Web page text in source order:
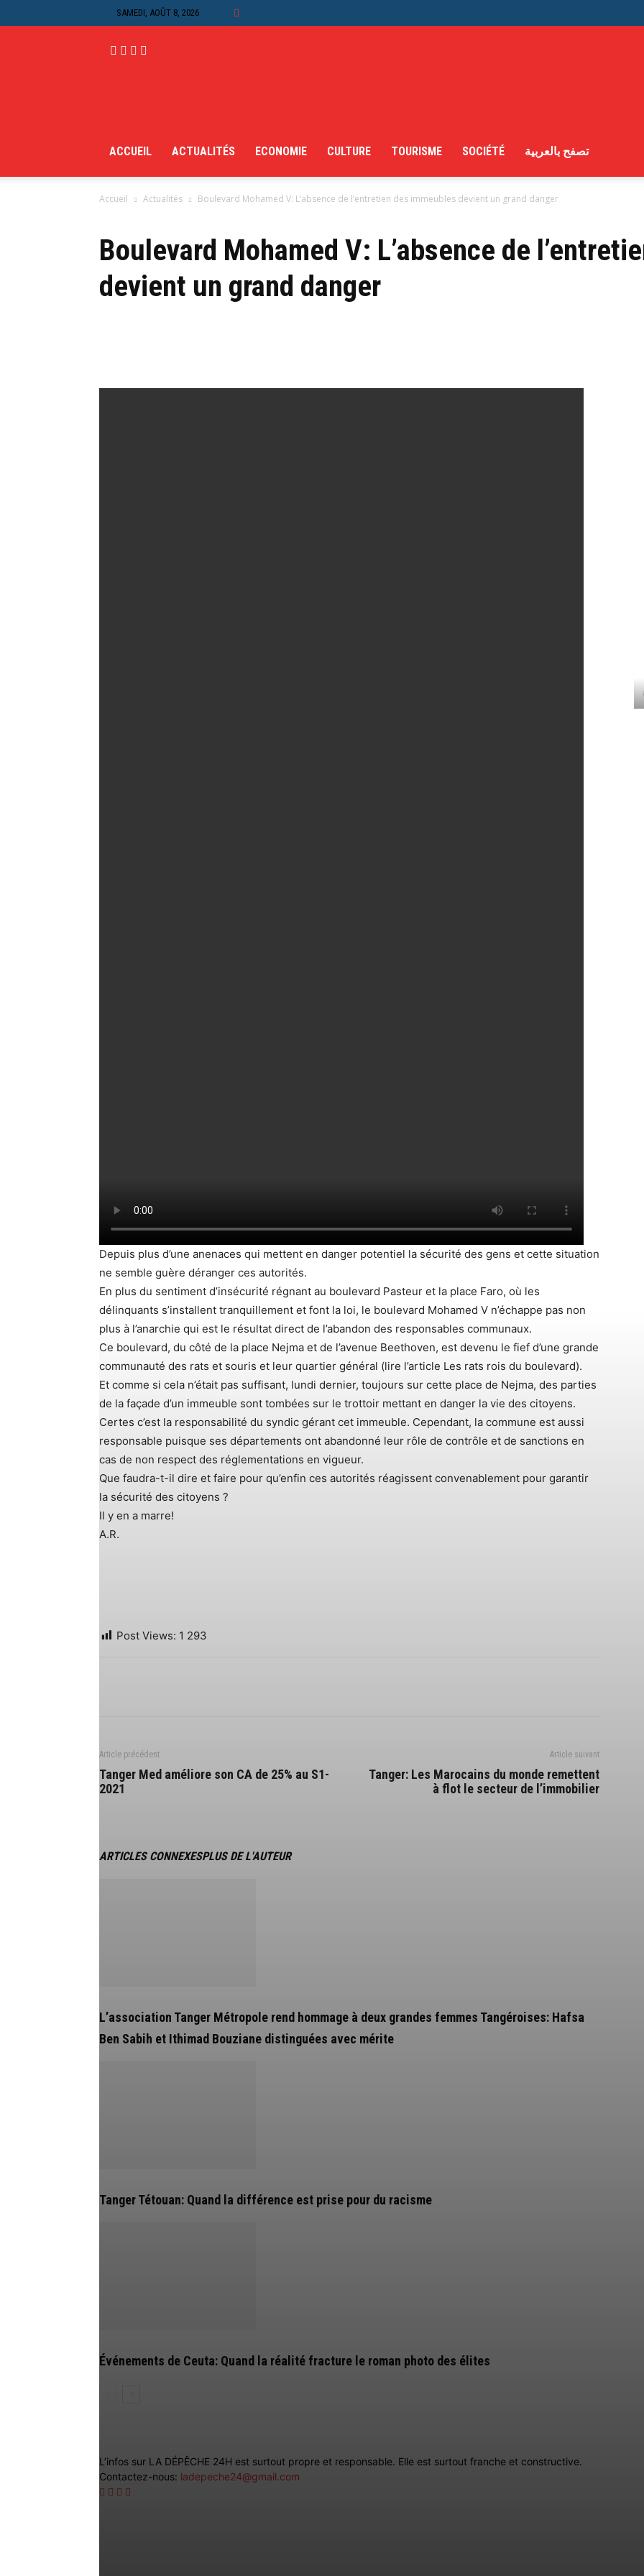
SAMEDI, AOÛT 8, 2026
ACCUEIL ACTUALITÉS ECONOMIE CULTURE TOURISME SOCIÉTÉ تصفح بالعربية
Accueil Actualités Boulevard Mohamed V: L’absence de l’entretien des immeubles devient un grand danger
Boulevard Mohamed V: L’absence de
devient un grand danger
Depuis plus d’une anenaces qui mettent en danger potentiel la sécurité des gens et cette situation
ne semble guère déranger ces autorités.
En plus du sentiment d’insécurité régnant au boulevard Pasteur et la place Faro, où les
délinquants s’installent tranquillement et font la loi, le boulevard Mohamed V n’échappe pas non
plus à l’anarchie qui est le résultat direct de l’abandon des responsables communaux.
Ce boulevard, du côté de la place Nejma et de l’avenue Beethoven, est devenu le fief d’une grande
communauté des rats et souris et leur quartier général (lire l’article Les rats rois du boulevard).
Et comme si cela n’était pas suffisant, lundi dernier, toujours sur cette place de Nejma, des parties
de la façade d’un immeuble sont tombées sur le trottoir mettant en danger la vie des citoyens.
Certes c’est la responsabilité du syndic gérant cet immeuble. Cependant, la commune est aussi
responsable puisque ses départements ont abandonné leur rôle de contrôle et de sanctions en
cas de non respect des réglementations en vigueur.
Que faudra-t-il dire et faire pour qu’enfin ces autorités réagissent convenablement pour garantir
la sécurité des citoyens ?
Il y en a marre!
A.R.
Post Views: 1 293
Article précédent
Tanger Med améliore son CA de 25% au S1-
2021
Article suivant
Tanger: Les Marocains du monde remettent
à flot le secteur de l’immobilier
ARTICLES CONNEXESPLUS DE L'AUTEUR
L’association Tanger Métropole rend hommage à deux grandes femmes Tangéroises: Hafsa
Ben Sabih et Ithimad Bouziane distinguées avec mérite
Tanger Tétouan: Quand la différence est prise pour du racisme
Événements de Ceuta: Quand la réalité fracture le roman photo des élites
L’infos sur LA DÉPÊCHE 24H est surtout propre et responsable. Elle est surtout franche et constructive.
Contactez-nous: ladepeche24@gmail.com